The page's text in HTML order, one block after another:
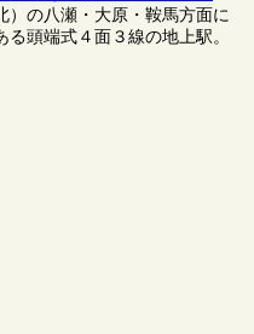
）の八瀬・大原・鞍馬方面に
頭端式４面３線の地上駅。